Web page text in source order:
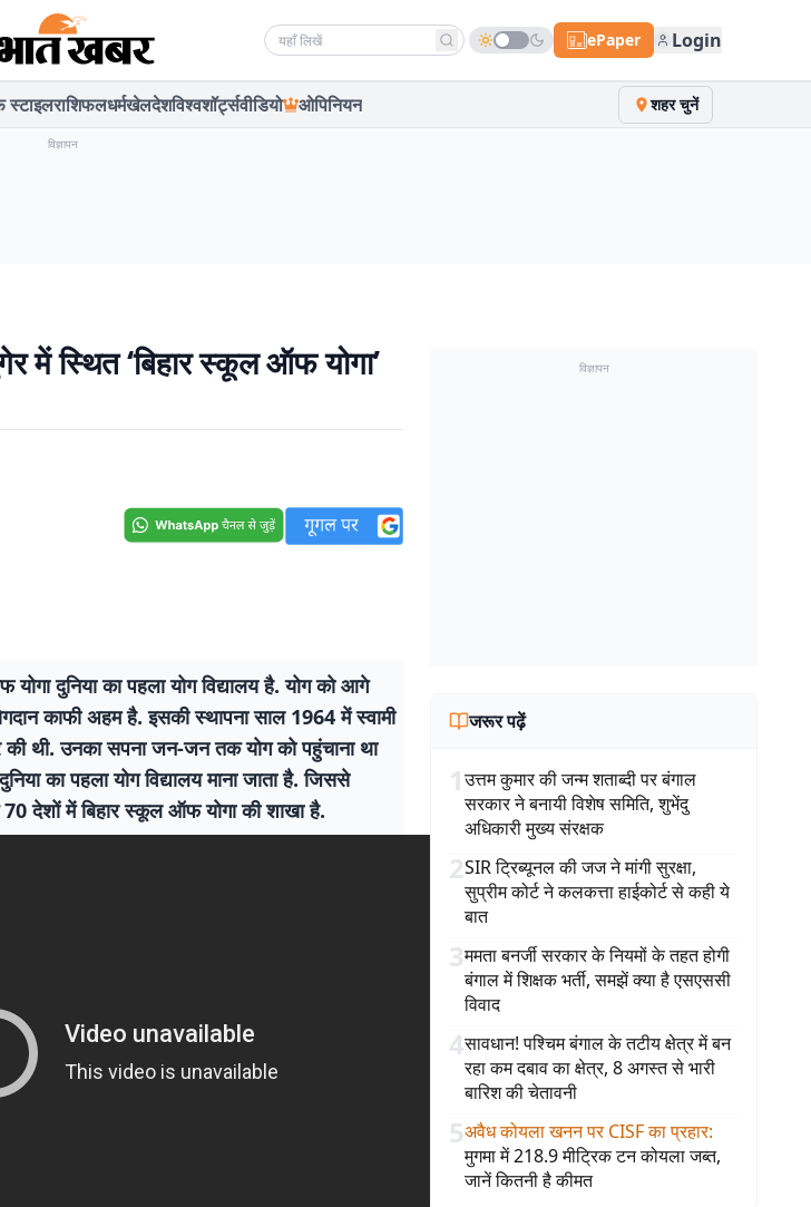
Search news ePaper Login
स्टाइलराशिफलधर्मखेलदेशविश्वशॉर्ट्सवीडियो ओपिनियन शहर चुनें
विज्ञापन
में स्थित ‘बिहार स्कूल ऑफ योगा’
दुनिया का पहला योग विद्यालय है. योग को आगे
काफी अहम है. इसकी स्थापना साल 1964 में स्वामी
की थी. उनका सपना जन-जन तक योग को पहुंचाना था
का पहला योग विद्यालय माना जाता है. जिससे
देशों में बिहार स्कूल ऑफ योगा की शाखा है.
विज्ञापन
जरूर पढ़ें
1उत्तम कुमार की जन्म शताब्दी पर बंगाल
सरकार ने बनायी विशेष समिति, शुभेंदु
अधिकारी मुख्य संरक्षक
2SIR ट्रिब्यूनल की जज ने मांगी सुरक्षा,
सुप्रीम कोर्ट ने कलकत्ता हाईकोर्ट से कही ये
बात
3ममता बनर्जी सरकार के नियमों के तहत होगी
बंगाल में शिक्षक भर्ती, समझें क्या है एसएससी
विवाद
4सावधान! पश्चिम बंगाल के तटीय क्षेत्र में बन
रहा कम दबाव का क्षेत्र, 8 अगस्त से भारी
बारिश की चेतावनी
5अवैध कोयला खनन पर CISF का प्रहार:
मुगमा में 218.9 मीट्रिक टन कोयला जब्त,
जानें कितनी है कीमत